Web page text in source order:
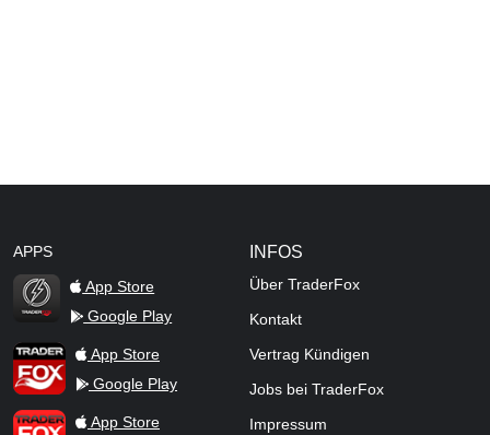
APPS
TraderFox Flash
App Store
Google Play
TraderFox AppApp Store
Google Play
TraderFox ProApp Store
INFOS
Über TraderFox
Kontakt
Vertrag Kündigen
Jobs bei TraderFox
Impressum